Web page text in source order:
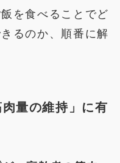
を食べることでど
るのか、順番に解
量の維持」に有